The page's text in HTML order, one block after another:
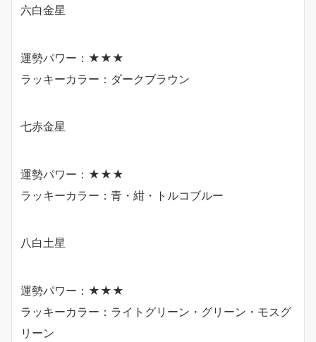
六白金星
運勢パワー：★★★
ラッキーカラー：ダークブラウン
七赤金星
運勢パワー：★★★
ラッキーカラー：青・紺・トルコブルー
八白土星
運勢パワー：★★★
ラッキーカラー：ライトグリーン・グリーン・モスグ
リーン